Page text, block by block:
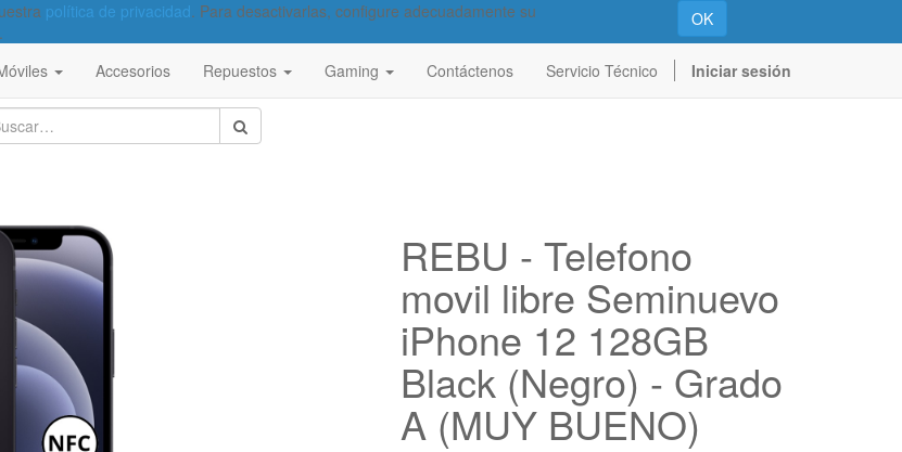
política de privacidad. Para desactivarlas, configure adecuadamente su
OK
Accesorios Repuestos Gaming Contáctenos Servicio Técnico Iniciar sesión
REBU - Telefono
movil libre Seminuevo
iPhone 12 128GB
Black (Negro) - Grado
A (MUY BUENO)